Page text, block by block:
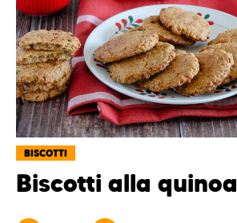
BISCOTTI
Biscotti alla quinoa